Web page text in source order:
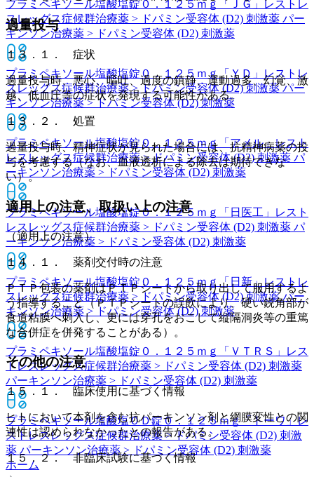
プラミペキソール塩酸塩錠０．１２５ｍｇ「ＪＧ」 レストレ
スレッグス症候群治療薬 > ドパミン受容体 (D2) 刺激薬 パー
キンソン治療薬 > ドパミン受容体 (D2) 刺激薬
プラミペキソール塩酸塩錠０．１２５ｍｇ「ＹＤ」
レストレ
スレッグス症候群治療薬 > ドパミン受容体 (D2) 刺激薬 パー
キンソン治療薬 > ドパミン受容体 (D2) 刺激薬
プラミペキソール塩酸塩錠０．１２５ｍｇ「アメル」レスト
レスレッグス症候群治療薬 > ドパミン受容体 (D2) 刺激薬 パ
ーキンソン治療薬 > ドパミン受容体 (D2) 刺激薬
プラミペキソール塩酸塩錠０．１２５ｍｇ「日医工」
レスト
レスレッグス症候群治療薬 > ドパミン受容体 (D2) 刺激薬 パ
ーキンソン治療薬 > ドパミン受容体 (D2) 刺激薬
プラミペキソール塩酸塩錠０．１２５ｍｇ「日新」 レストレ
スレッグス症候群治療薬 > ドパミン受容体 (D2) 刺激薬 パー
キンソン治療薬 > ドパミン受容体 (D2) 刺激薬
プラミペキソール塩酸塩錠０．１２５ｍｇ「ＶＴＲＳ」
レス
トレスレッグス症候群治療薬 > ドパミン受容体 (D2) 刺激薬
パーキンソン治療薬 > ドパミン受容体 (D2) 刺激薬
プラミペキソール塩酸塩ＯＤ錠０．１２５ｍｇ「トーワ」レ
ストレスレッグス症候群治療薬 > ドパミン受容体 (D2) 刺激
薬 パーキンソン治療薬 > ドパミン受容体 (D2) 刺激薬
ホーム
過量投与
１３．１． 症状
過量投与時、悪心、嘔吐、過度の鎮静、運動過多、幻覚、激
越、低血圧等の症状を発現する可能性がある。
１３．２． 処置
過量投与時、精神症状が見られた場合には、抗精神病薬の投
与を考慮する（なお、血液透析による除去は期待できな
い）。
適用上の注意、取扱い上の注意
（適用上の注意）
１４．１． 薬剤交付時の注意
ＰＴＰ包装の薬剤はＰＴＰシートから取り出して服用するよ
う指導すること（ＰＴＰシートの誤飲により、硬い鋭角部が
食道粘膜へ刺入し、更には穿孔をおこして縦隔洞炎等の重篤
な合併症を併発することがある）。
その他の注意
１５．１． 臨床使用に基づく情報
ヒトにおいて本剤を含む抗パーキンソン剤と網膜変性との関
連性は認められなかったとの報告がある。
１５．２． 非臨床試験に基づく情報